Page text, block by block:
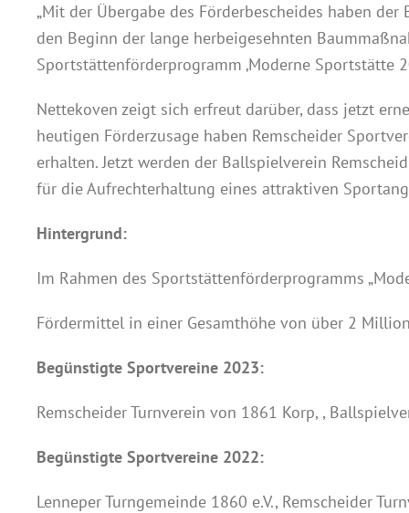
„Mit der Übergabe des Förderbescheides haben
den Beginn der lange herbeigesehnten
Sportstättenförderprogramm ‚Moderne Sportstätte
Nettekoven zeigt sich erfreut darüber, dass jetzt
heutigen Förderzusage haben Remscheider
erhalten. Jetzt werden der Ballspielverein
für die Aufrechterhaltung eines attraktiven
Hintergrund:
Im Rahmen des Sportstättenförderprogramms
Fördermittel in einer Gesamthöhe von über 2
Begünstigte Sportvereine 2023:
Remscheider Turnverein von 1861 Korp, ,
Begünstigte Sportvereine 2022:
Lenneper Turngemeinde 1860 e.V., Remscheider